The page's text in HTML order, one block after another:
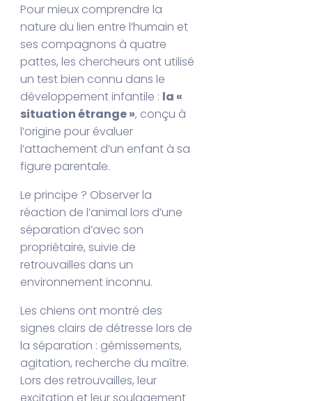
Pour mieux comprendre la
nature du lien entre l’humain et
ses compagnons à quatre
pattes, les chercheurs ont utilisé
un test bien connu dans le
développement infantile : la «
situation étrange », conçu à
l’origine pour évaluer
l’attachement d’un enfant à sa
figure parentale.
Le principe ? Observer la
réaction de l’animal lors d’une
séparation d’avec son
propriétaire, suivie de
retrouvailles dans un
environnement inconnu.
Les chiens ont montré des
signes clairs de détresse lors de
la séparation : gémissements,
agitation, recherche du maître.
Lors des retrouvailles, leur
excitation et leur soulagement